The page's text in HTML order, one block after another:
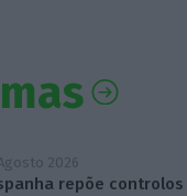
2026
repõe controlos